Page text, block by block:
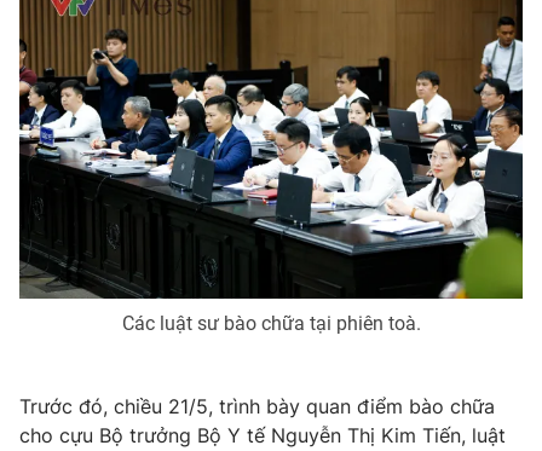
Các luật sư bào chữa tại phiên toà.
Trước đó, chiều 21/5, trình bày quan điểm bào chữa
cho cựu Bộ trưởng Bộ Y tế Nguyễn Thị Kim Tiến, luật